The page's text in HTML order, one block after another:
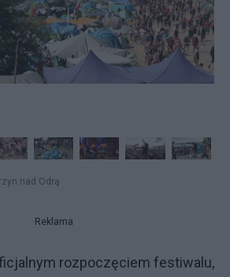
nad Odrą
Reklama
rozpoczęciem festiwalu,